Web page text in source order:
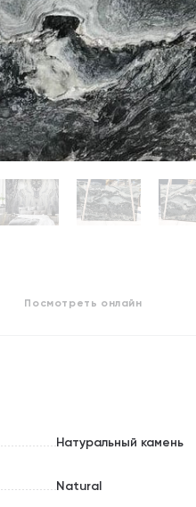
Посмотреть онлайн
Натуральный камень
Natural